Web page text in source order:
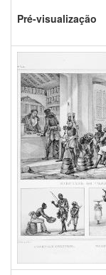
Pré-visualização